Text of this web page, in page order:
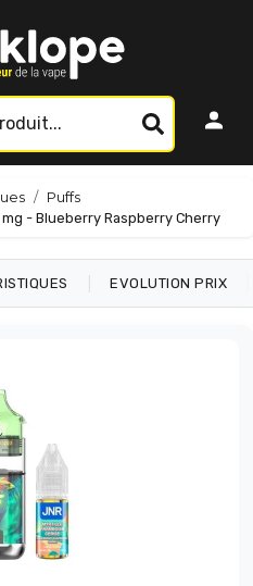
Puffs
- Blueberry Raspberry Cherry
EVOLUTION PRIX